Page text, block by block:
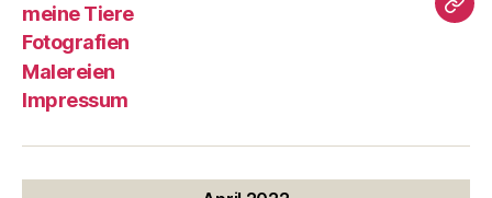
meine Tiere
Fotografien
Malereien
Impressum